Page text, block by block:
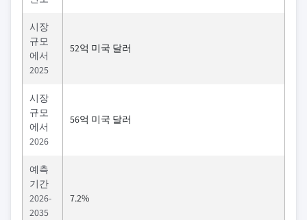
시장
규모
에서
2025
52억 미국 달러
시장
규모
에서
2026
56억 미국 달러
예측
기간
2026-
2035
7.2%